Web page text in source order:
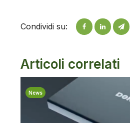
Condividi su:
Articoli correlati
News